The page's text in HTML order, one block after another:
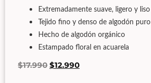
Extremadamente suave, ligero y liso
Tejido fino y denso de algodón puro
Hecho de algodón orgánico
Estampado floral en acuarela
$17.990 $12.990